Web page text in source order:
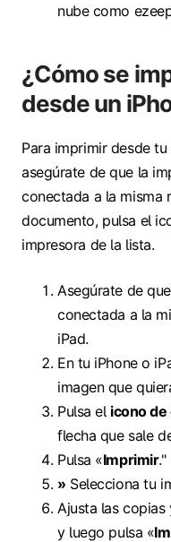
nube como
¿Cómo se
desde un
Para imprimir desde
asegúrate de que la
conectada a la misma
documento, pulsa el
impresora de la lista.
Asegúrate de
conectada a la
iPad.
En tu iPhone o
imagen que
Pulsa el icono
flecha que sale
Pulsa «Imprimir."
» Selecciona tu
Ajusta las
y luego pulsa «